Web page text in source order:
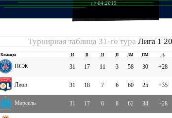
12.04.2015
Турнирная таблица 31-го тураЛига 1
Команда И В Н П ЗМ ПМ +|-
ПСЖ 31 17 11 3 58 30 +28
Лион 31 18 7 6 60 25 +35
Марсель 31 17 6 8 62 34 +28